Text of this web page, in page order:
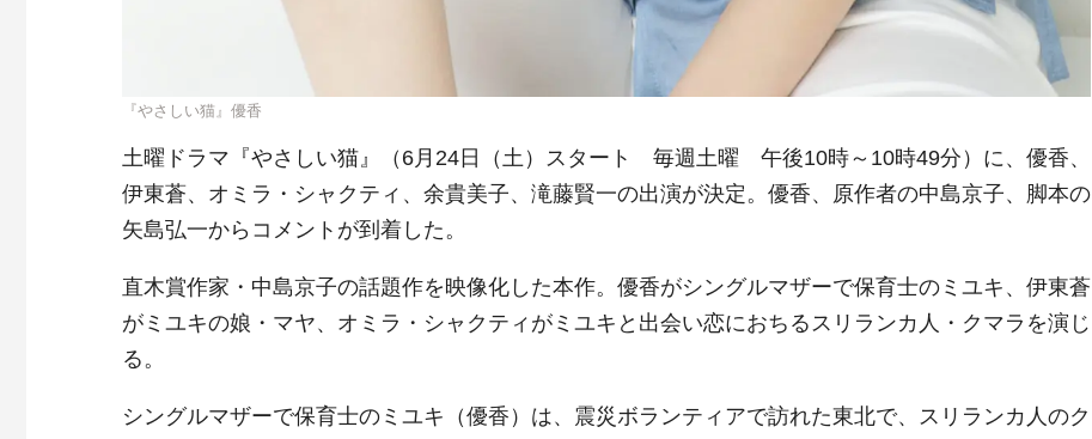
『やさしい猫』優香
土曜ドラマ『やさしい猫』（6月24日（土）スタート 毎週土曜 午後10時～10時49分）に、優香、
伊東蒼、オミラ・シャクティ、余貴美子、滝藤賢一の出演が決定。優香、原作者の中島京子、脚本の
矢島弘一からコメントが到着した。
直木賞作家・中島京子の話題作を映像化した本作。優香がシングルマザーで保育士のミユキ、伊東蒼
がミユキの娘・マヤ、オミラ・シャクティがミユキと出会い恋におちるスリランカ人・クマラを演じ
る。
シングルマザーで保育士のミユキ（優香）は、震災ボランティアで訪れた東北で、スリランカ人のク